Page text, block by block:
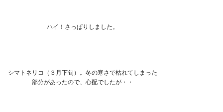
ハイ！さっぱりしました。
シマトネリコ（３月下旬）。冬の寒さで枯れてしまった
部分があったので、心配でしたが・・